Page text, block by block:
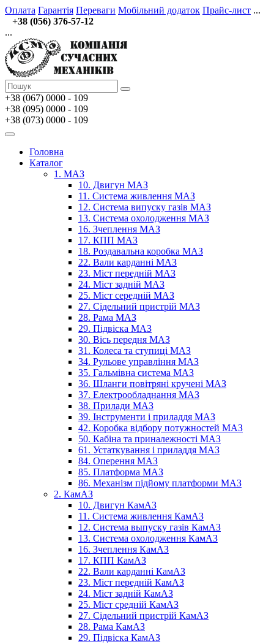
Оплата Гарантія Переваги Мобільний додаток Прайс-лист ...
+38 (056) 376-57-12
...
+38 (067) 0000 - 109
+38 (095) 0000 - 109
+38 (073) 0000 - 109
Головна
Каталог
1. МАЗ
10. Двигун МАЗ
11. Система живлення МАЗ
12. Система випуску газів МАЗ
13. Система охолодження МАЗ
16. Зчеплення МАЗ
17. КПП МАЗ
18. Роздавальна коробка МАЗ
22. Вали карданні МАЗ
23. Міст передній МАЗ
24. Міст задній МАЗ
25. Міст середній МАЗ
27. Сідельний пристрій МАЗ
28. Рама МАЗ
29. Підвіска МАЗ
30. Вісь передня МАЗ
31. Колеса та ступиці МАЗ
34. Рульове управління МАЗ
35. Гальмівна система МАЗ
36. Шланги повітряні кручені МАЗ
37. Електрообладнання МАЗ
38. Прилади МАЗ
39. Інструменти і приладдя МАЗ
42. Коробка відбору потужностей МАЗ
50. Кабіна та приналежності МАЗ
61. Устаткування і приладдя МАЗ
84. Оперення МАЗ
85. Платформа МАЗ
86. Механізм підйому платформи МАЗ
2. КамАЗ
10. Двигун КамАЗ
11. Система живлення КамАЗ
12. Система выпуску газів КамАЗ
13. Система охолодження КамАЗ
16. Зчеплення КамАЗ
17. КПП КамАЗ
22. Вали карданні КамАЗ
23. Міст передній КамАЗ
24. Міст задній КамАЗ
25. Міст средній КамАЗ
27. Сідельний пристрій КамАЗ
28. Рама КамАЗ
29. Підвіска КамАЗ